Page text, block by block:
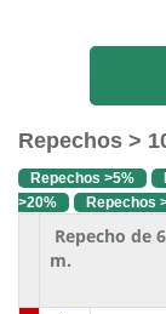
Repechos >
Repechos >5%
>20%
Repechos
Repecho de
m.